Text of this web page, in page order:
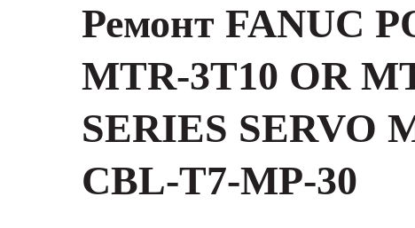
Ремонт FANUC
MTR-3T10 OR
SERIES SERVO
CBL-T7-MP-30